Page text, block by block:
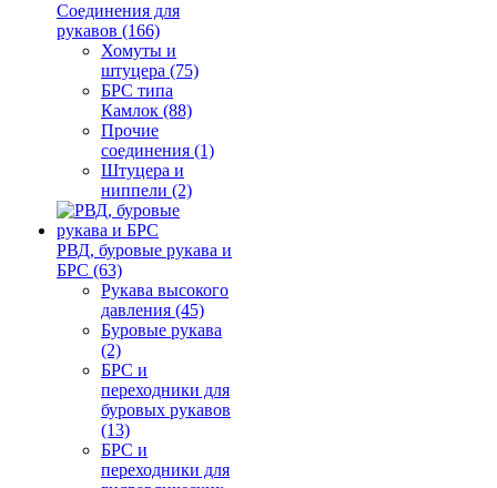
Соединения для
рукавов (166)
Хомуты и
штуцера (75)
БРС типа
Камлок (88)
Прочие
соединения (1)
Штуцера и
ниппели (2)
РВД, буровые рукава и
БРС (63)
Рукава высокого
давления (45)
Буровые рукава
(2)
БРС и
переходники для
буровых рукавов
(13)
БРС и
переходники для